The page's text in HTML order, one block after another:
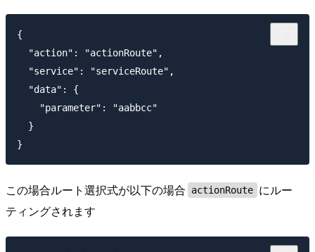
{
  "action": "actionRoute",
  "service": "serviceRoute",
  "data": {
    "parameter": "aabbcc"
  }
この場合ルート選択式が以下の場合 actionRoute にルー
ティングされます